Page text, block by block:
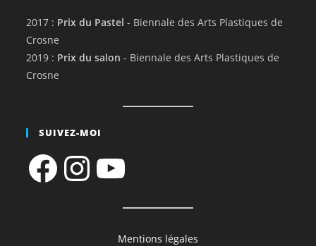
2017 : Prix du Pastel - Biennale des Arts Plastiques de
Crosne
2019 : Prix du salon - Biennale des Arts Plastiques de
Crosne
SUIVEZ-MOI
FacebookInstagramYouTube
Mentions légales